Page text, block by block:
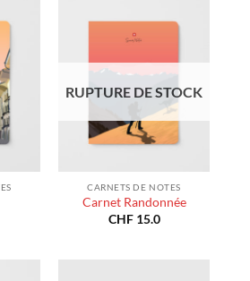
RUPTURE DE STOCK
CARNETS DE NOTES
Carnet Randonnée
CHF15.0